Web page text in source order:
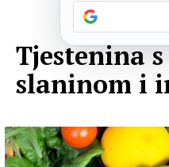
Tjestenina
slaninom i